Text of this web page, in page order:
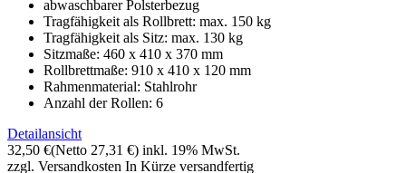
abwaschbarer Polsterbezug
Tragfähigkeit als Rollbrett: max. 150 kg
Tragfähigkeit als Sitz: max. 130 kg
Sitzmaße: 460 x 410 x 370 mm
Rollbrettmaße: 910 x 410 x 120 mm
Rahmenmaterial: Stahlrohr
Anzahl der Rollen: 6
Detailansicht
32,50 €(Netto 27,31 €) inkl. 19% MwSt.
zzgl. Versandkosten In Kürze versandfertig